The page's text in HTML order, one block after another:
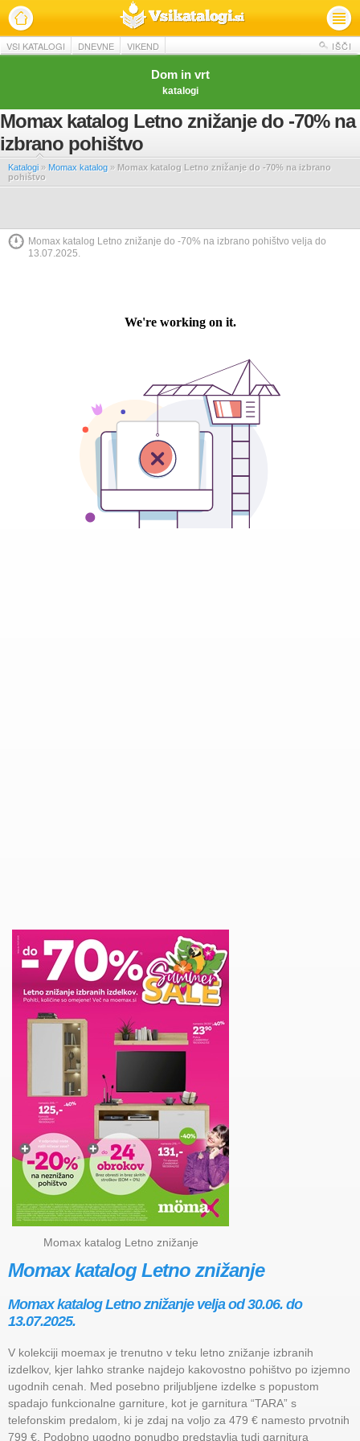
VSI KATALOGI DNEVNE VIKEND IŠČI
Dom in vrt
katalogi
Momax katalog Letno znižanje do -70% na
izbrano pohištvo
Katalogi » Momax katalog » Momax katalog Letno znižanje do -70% na izbrano
pohištvo
Momax katalog Letno znižanje do -70% na izbrano pohištvo velja do
13.07.2025.
Momax katalog Letno znižanje
Momax katalog Letno znižanje
Momax katalog Letno znižanje velja od 30.06. do
13.07.2025.
V kolekciji moemax je trenutno v teku letno znižanje izbranih
izdelkov, kjer lahko stranke najdejo kakovostno pohištvo po izjemno
ugodnih cenah. Med posebno priljubljene izdelke s popustom
spadajo funkcionalne garniture, kot je garnitura “TARA” s
telefonskim predalom, ki je zdaj na voljo za 479 € namesto prvotnih
799 €. Podobno ugodno ponudbo predstavlja tudi garnitura